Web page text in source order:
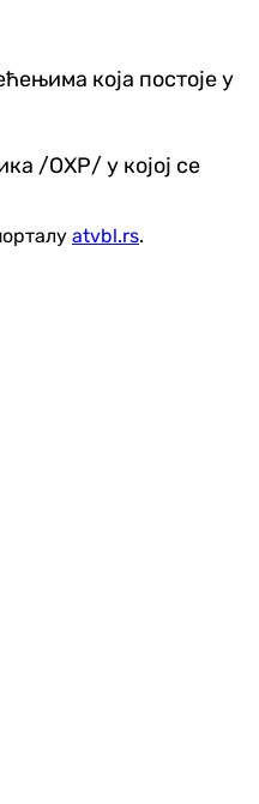
која постоје у
/ОХР/ у којој се
atvbl.rs.